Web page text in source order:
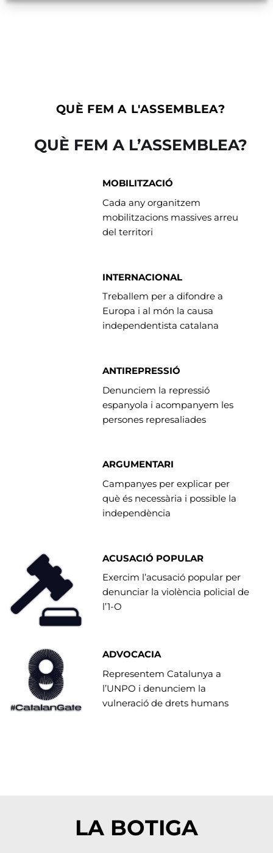
QUÈ FEM A L'ASSEMBLEA?
QUÈ FEM A L’ASSEMBLEA?
MOBILITZACIÓ
Cada any organitzem
mobilitzacions massives arreu
del territori
INTERNACIONAL
Treballem per a difondre a
Europa i al món la causa
independentista catalana
ANTIREPRESSIÓ
Denunciem la repressió
espanyola i acompanyem les
persones represaliades
ARGUMENTARI
Campanyes per explicar per
què és necessària i possible la
independència
ACUSACIÓ POPULAR
Exercim l’acusació popular per
denunciar la violència policial de
l’1-O
ADVOCACIA
Representem Catalunya a
l’UNPO i denunciem la
vulneració de drets humans
LA BOTIGA